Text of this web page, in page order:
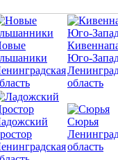
Юго-
область
Сюрья
область